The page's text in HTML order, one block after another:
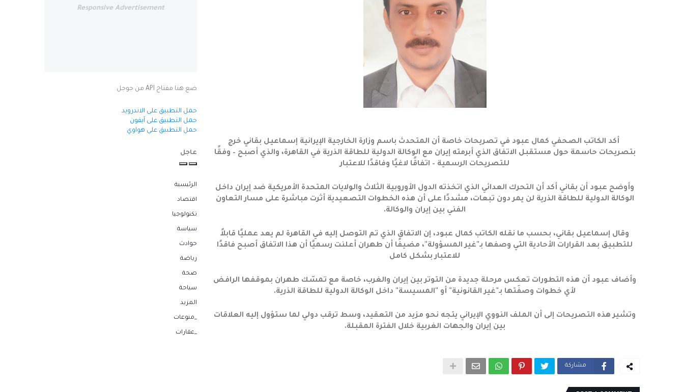
أكد الكاتب الصحفي كمال عبود في تصريحات خاصة أن المتحدث باسم وزارة الخارجية الإيرانية إسماعيل بقاني خرج
بتصريحات حاسمة حول مستقبل الاتفاق الذي أبرمته إيران مع الوكالة الدولية للطاقة الذرية في القاهرة، والذي أصبح – وفقًا
للتصريحات الرسمية – اتفاقًا لاغيًا وفاقدًا للاعتبار
وأوضح عبود أن بقاني أكد أن التحرك العدائي الذي اتخذته الدول الأوروبية الثلاث والولايات المتحدة الأمريكية ضد إيران داخل
الوكالة الدولية للطاقة الذرية لن يمر دون تبعات، مشددًا على أن هذه الخطوات التصعيدية أثرت مباشرة على مسار التعاون
الفني بين إيران والوكالة.
وقال إسماعيل بقاني، بحسب ما نقله الكاتب كمال عبود، إن الاتفاق الذي تم التوصل إليه في القاهرة لم يعد عمليًا قابلاً
للتطبيق بعد القرارات الأحادية التي وصفها بـ"غير المسؤولة"، مضيفًا أن طهران أعلنت رسميًا أن هذا الاتفاق أصبح فاقدًا
للاعتبار بشكل كامل
وأضاف عبود أن هذه التطورات تعكس مرحلة جديدة من التوتر بين إيران والغرب، خاصة مع تمسّك طهران بموقفها الرافض
لأي خطوات وصفَتها بـ"غير القانونية" أو "المسيسة" داخل الوكالة الدولية للطاقة الذرية.
وتشير هذه التصريحات إلى أن الملف النووي الإيراني يتجه نحو مزيد من التعقيد، وسط ترقب دولي لما ستؤول إليه العلاقات
بين إيران والجهات الغربية خلال الفترة المقبلة.
مشاركة
Responsive Advertisement
ضع هنا مفتاح API من جوجل
حمل التطبيق على الاندرويد
حمل التطبيق على آيفون
حمل التطبيق على هواوي
عاجل
الرئيسية
اقتصاد
تكنولوجيا
سياسة
حوادث
رياضة
صحة
سياحة
المزيد
_منوعات
_عقارات